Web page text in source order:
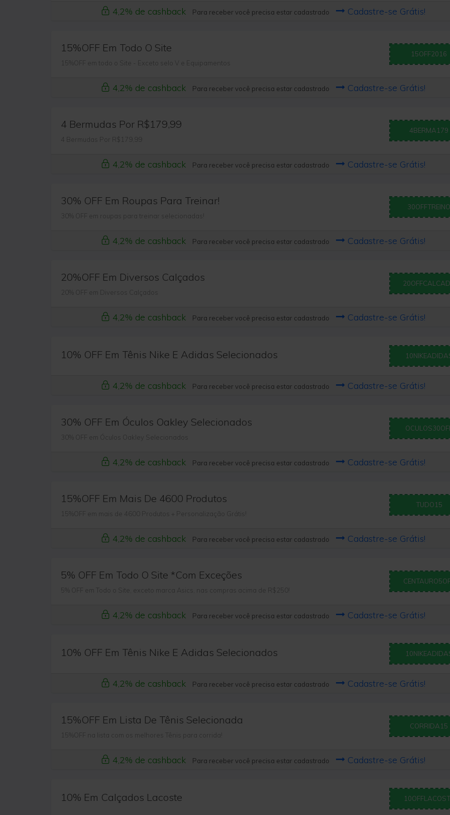
4,2% de cashback Para receber você precisa estar cadastrado Cadastre-se Grátis!
15%OFF Em Todo O Site
15%OFF em todo o Site - Exceto selo V e Equipamentos
15OFF2016
4,2% de cashback Para receber você precisa estar cadastrado Cadastre-se Grátis!
4 Bermudas Por R$179,99
4 Bermudas Por R$179,99
4BERMA179
4,2% de cashback Para receber você precisa estar cadastrado Cadastre-se Grátis!
30% OFF Em Roupas Para Treinar!
30% OFF em roupas para treinar selecionadas!
4,2% de cashback Para receber você precisa estar cadastrado Cadastre-se Grátis!
20%OFF Em Diversos Calçados
20% OFF em Diversos Calçados
4,2% de cashback Para receber você precisa estar cadastrado Cadastre-se Grátis!
10% OFF Em Tênis Nike E Adidas Selecionados
4,2% de cashback Para receber você precisa estar cadastrado Cadastre-se Grátis!
30% OFF Em Óculos Oakley Selecionados
30% OFF em Óculos Oakley Selecionados
4,2% de cashback Para receber você precisa estar cadastrado Cadastre-se Grátis!
15%OFF Em Mais De 4600 Produtos
15%OFF em mais de 4600 Produtos + Personalização Grátis!
TUDO15
4,2% de cashback Para receber você precisa estar cadastrado Cadastre-se Grátis!
5% OFF Em Todo O Site *Com Exceções
5% OFF em Todo o Site, exceto marca Asics, nas compras acima de R$250!
4,2% de cashback Para receber você precisa estar cadastrado Cadastre-se Grátis!
10% OFF Em Tênis Nike E Adidas Selecionados
4,2% de cashback Para receber você precisa estar cadastrado Cadastre-se Grátis!
15%OFF Em Lista De Tênis Selecionada
15%OFF na lista com os melhores Tênis para corrida!
CORRIDA15
4,2% de cashback Para receber você precisa estar cadastrado Cadastre-se Grátis!
10% Em Calçados Lacoste